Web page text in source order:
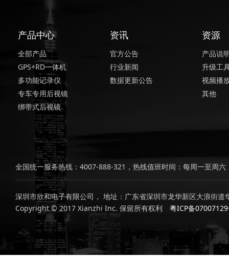
产品中心
全部产品
GPS+RD一体机
多功能记录仪
专车专用后视镜
绑带式后视镜
资讯
官方公告
行业新闻
数据更新公告
资源
产品说
升级工
视频播
其他
全国统一服务热线：4007-888-321，热线值班时间：每周一至周
深圳市欣和电子有限公司， 地址：广东省深圳市龙华新区大浪街
Copyright © 2017 Xianzhi Inc. 保留所有权利
粤ICP备